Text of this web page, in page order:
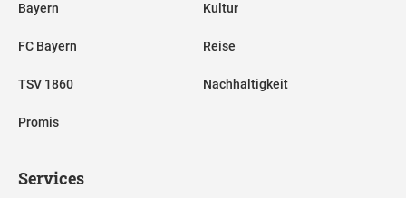
Bayern
FC Bayern
TSV 1860
Promis
Kultur
Reise
Nachhaltigkeit
Services